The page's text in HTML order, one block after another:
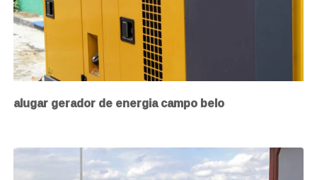
alugar gerador de energia campo belo